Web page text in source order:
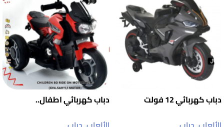
دباب كهربائي 12 فولت
دباب كهربائي اطفال..